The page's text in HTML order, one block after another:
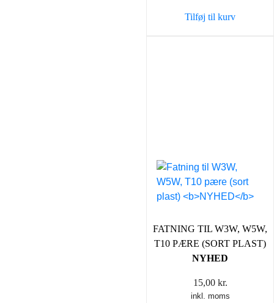
129,00 kr..
Tilføj til kurv
FATNING TIL W3W, W5W,
T10 PÆRE (SORT PLAST)
NYHED
15,00 kr.
inkl. moms